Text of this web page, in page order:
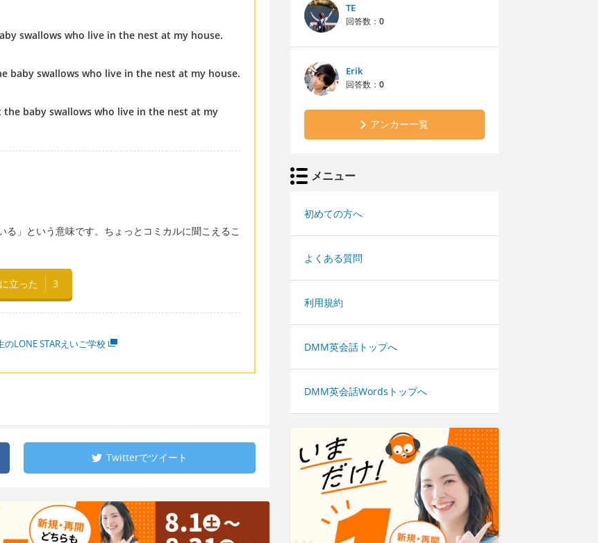
swallows who live in the nest at my house.
baby swallows who live in the nest at my house.
baby swallows who live in the nest at my
」という意味です。ちょっとコミカルに聞こえるこ
立った 3
のLONE STARえいご学校
Twitterでツイート
TE
回答数： 0
Erik
回答数： 0
アンカー一覧
メニュー
初めての方へ
よくある質問
利用規約
DMM英会話トップへ
DMM英会話Wordsトップへ